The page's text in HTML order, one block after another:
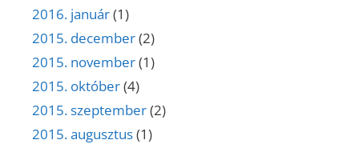
2016. január(1)
2015. december(2)
2015. november(1)
2015. október(4)
2015. szeptember(2)
2015. augusztus(1)